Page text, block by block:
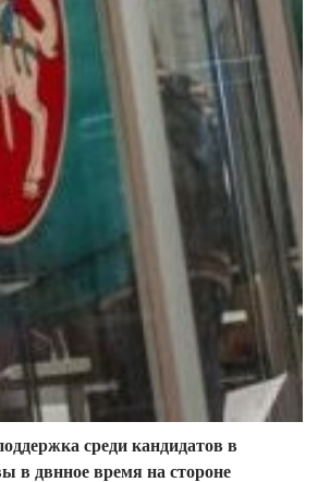
среди кандидатов в
в двнное время на стороне